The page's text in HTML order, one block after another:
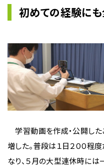
初めての経験に
学習動画を作成・公開した
増した。普段は１日２００程
なり、５月の大型連休時には